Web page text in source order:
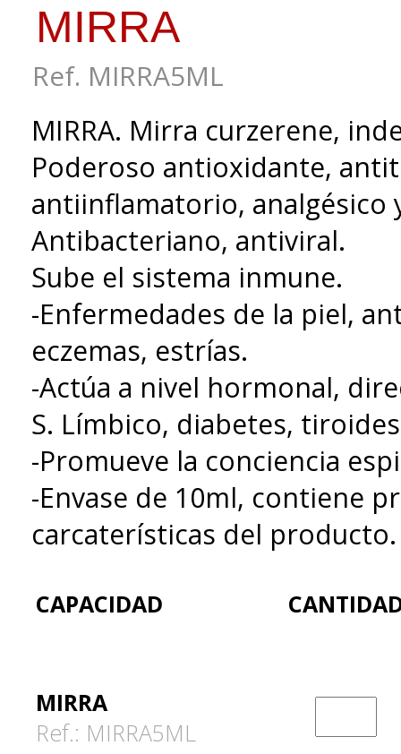
MIRRA
Ref. MIRRA5ML
MIRRA. Mirra curzerene,
Poderoso antioxidante,
antiinflamatorio, analgésico
Antibacteriano, antiviral.
Sube el sistema inmune.
-Enfermedades de la piel,
eczemas, estrías.
-Actúa a nivel hormonal,
S. Límbico, diabetes,
-Promueve la conciencia
-Envase de 10ml, contiene
carcaterísticas del producto.
CAPACIDAD
MIRRA
Ref.: MIRRA5ML